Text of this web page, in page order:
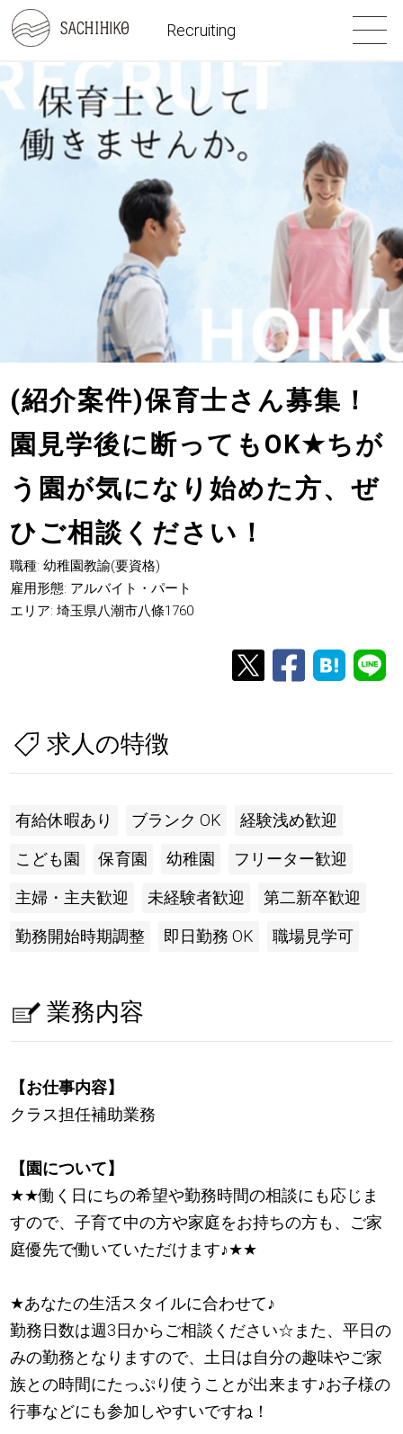
Recruiting
(紹介案件)保育士さん募集！
園見学後に断ってもOK★ちが
う園が気になり始めた方、ぜ
ひご相談ください！
職種: 幼稚園教諭(要資格)
雇用形態: アルバイト・パート
エリア: 埼玉県八潮市八條1760
求人の特徴
有給休暇あり ブランク OK 経験浅め歓迎
こども園 保育園 幼稚園 フリーター歓迎
主婦・主夫歓迎 未経験者歓迎 第二新卒歓迎
勤務開始時期調整 即日勤務 OK 職場見学可
業務内容
【お仕事内容】
クラス担任補助業務
【園について】
★★働く日にちの希望や勤務時間の相談にも応じま
すので、子育て中の方や家庭をお持ちの方も、ご家
庭優先で働いていただけます♪★★
★あなたの生活スタイルに合わせて♪
勤務日数は週3日からご相談ください☆また、平日の
みの勤務となりますので、土日は自分の趣味やご家
族との時間にたっぷり使うことが出来ます♪お子様の
行事などにも参加しやすいですね！